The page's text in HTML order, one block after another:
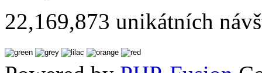
22,169,873 unikátních